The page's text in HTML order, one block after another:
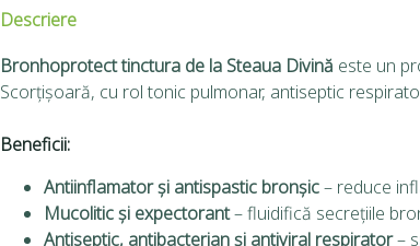
Descriere
Bronhoprotect tinctura de la Steaua Divină este un
Scorțișoară, cu rol tonic pulmonar, antiseptic
Beneficii:
Antiinflamator și antispastic bronșic– reduce
Mucolitic și expectorant– fluidifică secrețiile
Antiseptic, antibacterian și antiviral respirator–